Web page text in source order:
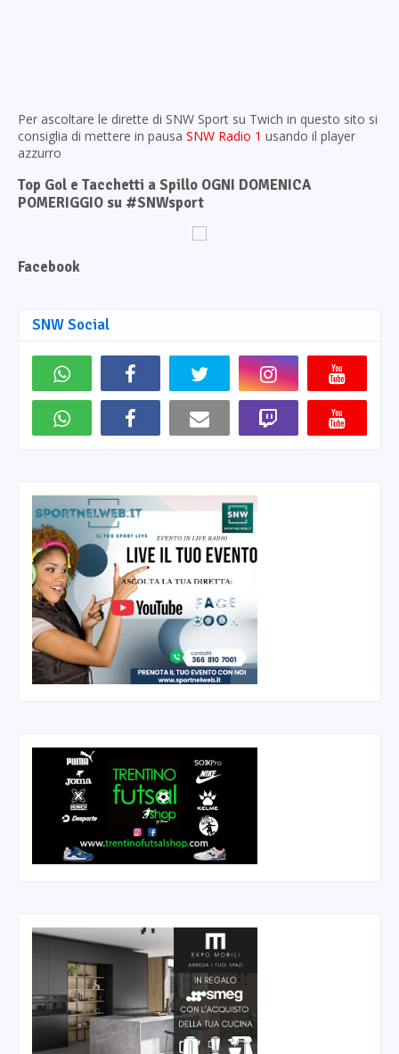
Per ascoltare le dirette di SNW Sport su Twich in questo sito si
consiglia di mettere in pausa SNW Radio 1 usando il player
azzurro
Top Gol e Tacchetti a Spillo OGNI DOMENICA
POMERIGGIO su #SNWsport
Facebook
SNW Social